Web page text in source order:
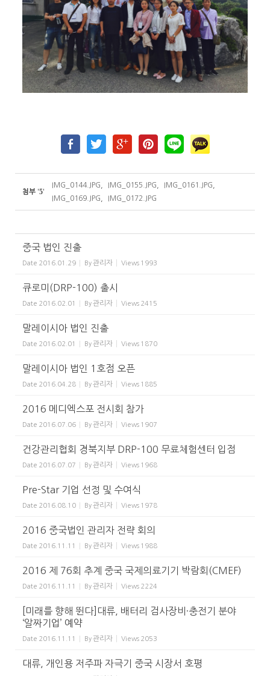
첨부 '5'
IMG_0144.JPG IMG_0155.JPG IMG_0161.JPG
IMG_0169.JPG
IMG_0172.JPG
중국 법인 진출
Date 2016.01.29 By관리자 Views 1993
큐로미(DRP-100) 출시
Date 2016.02.01 By관리자 Views 2415
말레이시아 법인 진출
Date 2016.02.01 By관리자 Views 1870
말레이시아 법인 1호점 오픈
Date 2016.04.28 By관리자 Views 1885
2016 메디엑스포 전시회 참가
Date 2016.07.06 By관리자 Views 1907
건강관리협회 경북지부 DRP-100 무료체험센터 입점
Date 2016.07.07 By관리자 Views 1968
Pre-Star 기업 선정 및 수여식
Date 2016.08.10 By관리자 Views 1978
2016 중국법인 관리자 전략 회의
Date 2016.11.11 By관리자 Views 1988
2016 제 76회 추계 중국 국제의료기기 박람회(CMEF)
Date 2016.11.11 By관리자 Views 2224
[미래를 향해 뛴다]대류, 배터리 검사장비·충전기 분야
‘알짜기업’ 예약
Date 2016.11.11 By관리자 Views 2053
대류, 개인용 저주파 자극기 중국 시장서 호평